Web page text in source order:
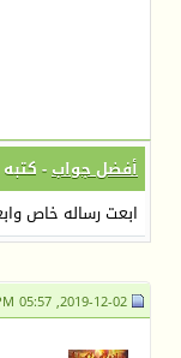
أفضل جواب- كتبه
ابعت رساله خاص